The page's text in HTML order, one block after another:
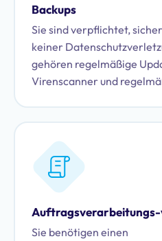
Backups
Sie sind verpflichtet,
keiner
gehören regelmäßige
Virenscanner und
Sie benötigen einen